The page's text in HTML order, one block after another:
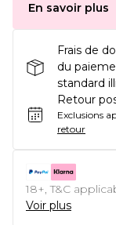
En savoir plus
Frais de
du
standard
Retour
Exclusions
retour
18+, T&C
Voir plus